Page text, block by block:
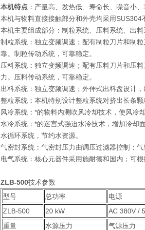
本机特点 ：产量高、发热低、寿命长、噪音小
本机与物料直接接触部分和外壳均采用SUS304
本机主要组成部分：制粒系统、压料系统、出
制粒系统：独立变频调速；配有制粒刀片和制
靠。制粒传动系统，可靠稳定。
压料系统：独立变频调速；配有压料刀片和压
力。压料传动系统，可靠稳定。
出料系统：独立变频调速；外伸式出料盘设计
整粒系统：本机特别设计整粒系统对挤出长条
风冷系统：*的物料内测吹风冷却技术，使风冷
水冷系统：*的迷宫式强迫水冷技术，增加冷却
水循环系统，节约水资源。
气密封系统：气密封压力由调压过滤器控制；
电气系统：核心元器件采用施耐德和国内；可根
ZLB-500技术参数
型号
总功率 电源
ZLB-500
20 kW AC 380V /
重量
水源压力 气源压力